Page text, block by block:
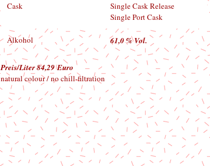
Cask
Single Cask Release
Single Port Cask
Alkohol 61,0 % Vol.
Preis/Liter 84,29 Euro
natural colour / no chill-filtration